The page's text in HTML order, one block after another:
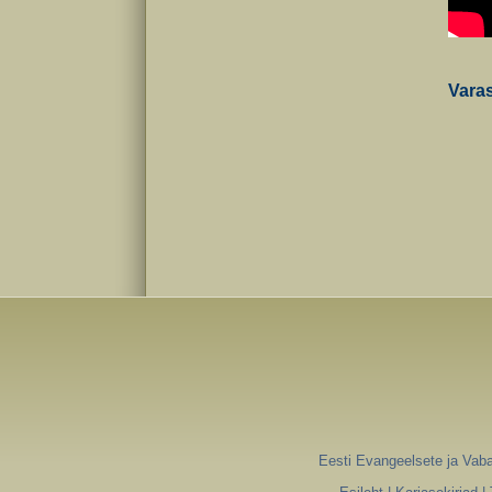
Eesti Evangeelsete ja